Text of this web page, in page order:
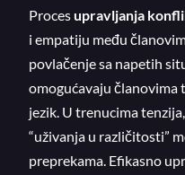
Procesupravljanja
i empatiju među
povlačenje sa napetih
omogućavaju članovima
jezik. U trenucima
“uživanja u različitosti”
preprekama. Efikasno